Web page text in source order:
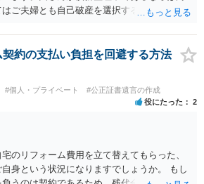
ご夫婦とも自己破産を選択する方法もある
契約の支払い負担を回避する方法
#個人・プライベート #公正証書遺言の作成
役にたった 2
のリフォーム費用を立て替えてもらった、
身という状況になりますでしょうか。 もし